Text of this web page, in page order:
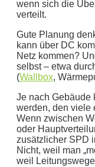
wenn sich die
verteilt.
Gute Planung
kann über DC
Netz kommen?
selbst – etwa
(Wallbox,
Je nach Gebäude
werden, den viele
Wenn zwischen
oder
zusätzlicher SPD
Nicht, weil man
weil